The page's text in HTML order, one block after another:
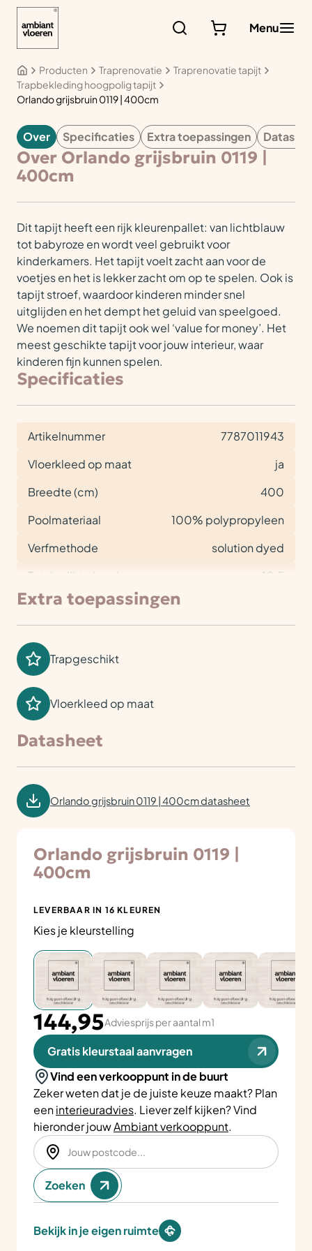
Menu
Producten Traprenovatie
Traprenovatie tapijt
Trapbekleding hoogpolig tapijt
Orlando grijsbruin 0119 | 400cm
TAPIJT
Over Specificaties Extra toepassingen
Over Orlando grijsbruin 0119 |
400cm
Dit tapijt heeft een rijk kleurenpallet: van lichtblauw
tot babyroze en wordt veel gebruikt voor
kinderkamers. Het tapijt voelt zacht aan voor de
voetjes en het is lekker zacht om op te spelen. Ook is
tapijt stroef, waardoor kinderen minder snel
uitglijden en het dempt het geluid van speelgoed.
We noemen dit tapijt ook wel ‘value for money’. Het
meest geschikte tapijt voor jouw interieur, waar
kinderen fijn kunnen spelen.
Specificaties
Artikelnummer
7787011943
Vloerkleed op maat
ja
Breedte (cm)
400
Poolmateriaal
100% polypropyleen
Verfmethode
solution dyed
Totale dikte (mm)
10,5
Extra toepassingen
Trapgeschikt
Vloerkleed op maat
Datasheet
Orlando grijsbruin 0119 | 400cm datasheet
Orlando grijsbruin 0119 |
400cm
LEVERBAAR IN 16 KLEUREN
Kies je kleurstelling
144,95Adviesprijs per aantal m1
Gratis kleurstaal aanvragen
Vind een verkooppunt in de buurt
Zeker weten dat je de juiste keuze maakt? Plan
eeninterieuradvies. Liever zelf kijken? Vind
hieronder jouwAmbiant verkooppunt.
Zoeken
Bekijk in je eigen ruimte